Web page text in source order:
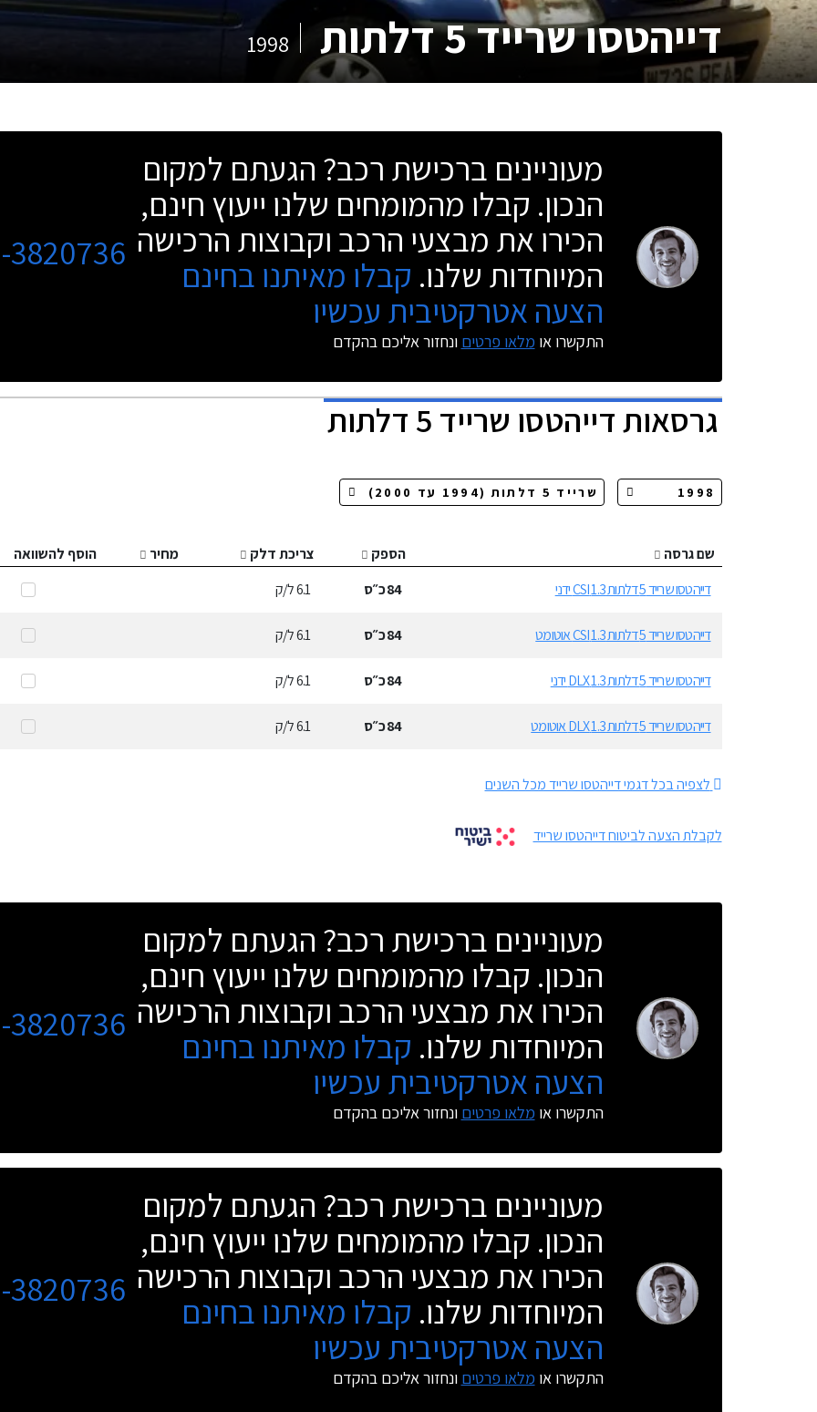
דייהטסו שרייד 5 דלתות 1998
מעוניינים ברכישת רכב? הגעתם למקום
הנכון. קבלו מהמומחים שלנו ייעוץ חינם,
הכירו את מבצעי הרכב וקבוצות הרכישה
המיוחדות שלנו. קבלו מאיתנו בחינם
הצעה אטרקטיבית עכשיו
התקשרו או מלאו פרטים ונחזור אליכם בהקדם
3820736
גרסאותדייהטסו שרייד 5 דלתות
שם גרסה הספק צריכת דלק מחיר
הוסף להשוואה
דייהטסו שרייד 5 דלתות 1.3 CSI ידני
84כ״ס 6.1ל/ק
דייהטסו שרייד 5 דלתות 1.3 CSI אוטומט 84כ״ס 6.1ל/ק
דייהטסו שרייד 5 דלתות 1.3 DLX ידני 84כ״ס 6.1ל/ק
דייהטסו שרייד 5 דלתות 1.3 DLX אוטומט 84כ״ס 6.1ל/ק
לצפיה בכל דגמי דייהטסו שרייד מכל השנים
לקבלת הצעה לביטוח דייהטסו שרייד
מעוניינים ברכישת רכב? הגעתם למקום
הנכון. קבלו מהמומחים שלנו ייעוץ חינם,
הכירו את מבצעי הרכב וקבוצות הרכישה
המיוחדות שלנו. קבלו מאיתנו בחינם
הצעה אטרקטיבית עכשיו
התקשרו או מלאו פרטים ונחזור אליכם בהקדם
3820736
מעוניינים ברכישת רכב? הגעתם למקום
הנכון. קבלו מהמומחים שלנו ייעוץ חינם,
הכירו את מבצעי הרכב וקבוצות הרכישה
המיוחדות שלנו. קבלו מאיתנו בחינם
הצעה אטרקטיבית עכשיו
התקשרו או מלאו פרטים ונחזור אליכם בהקדם
3820736